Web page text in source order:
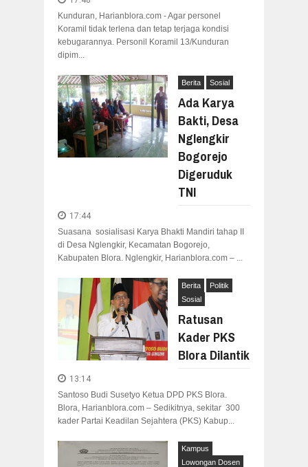
Kunduran, Harianblora.com - Agar personel
Koramil tidak terlena dan tetap terjaga kondisi
kebugarannya. Personil Koramil 13/Kunduran
dipim...
Berita Sosial
Ada Karya
Bakti, Desa
Nglengkir
Bogorejo
Digeruduk
TNI
17:44
Suasana sosialisasi Karya Bhakti Mandiri tahap II
di Desa Nglengkir, Kecamatan Bogorejo,
Kabupaten Blora. Nglengkir, Harianblora.com – ...
Berita
Politik
Sosial
Ratusan
Kader PKS
Blora Dilantik
13:14
Santoso Budi Susetyo Ketua DPD PKS Blora.
Blora, Harianblora.com – Sedikitnya, sekitar 300
kader Partai Keadilan Sejahtera (PKS) Kabup...
Kampus
Lowongan Dosen